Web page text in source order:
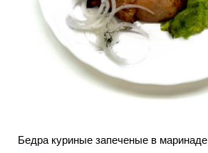
Бедра куриные запеченые в маринаде